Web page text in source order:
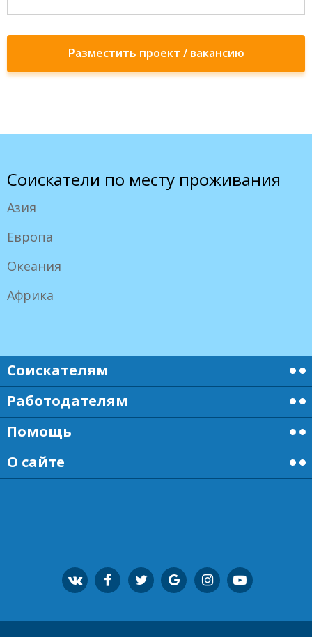
Разместить проект / вакансию
Соискатели по месту проживания
Азия
Европа
Океания
Африка
Соискателям
Работодателям
Помощь
О сайте